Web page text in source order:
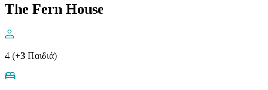
The Fern House
4 (+3 Παιδιά)